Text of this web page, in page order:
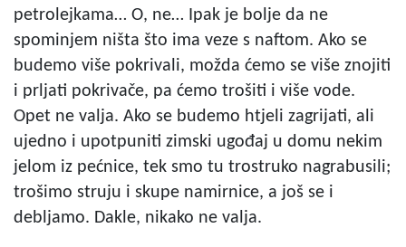
petrolejkama… O, ne… Ipak je bolje da ne
spominjem ništa što ima veze s naftom. Ako se
budemo više pokrivali, možda ćemo se više znojiti
i prljati pokrivače, pa ćemo trošiti i više vode.
Opet ne valja. Ako se budemo htjeli zagrijati, ali
ujedno i upotpuniti zimski ugođaj u domu nekim
jelom iz pećnice, tek smo tu trostruko nagrabusili;
trošimo struju i skupe namirnice, a još se i
debljamo. Dakle, nikako ne valja.